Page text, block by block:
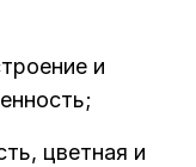
и
цветная и